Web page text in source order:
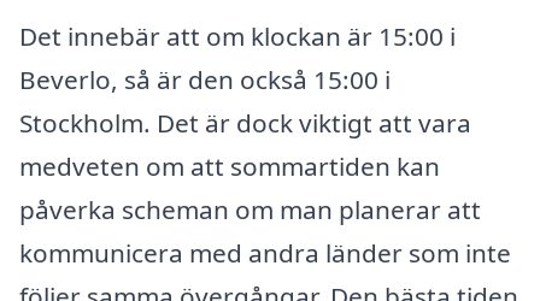
Det innebär att om klockan är 15:00 i
Beverlo, så är den också 15:00 i
Stockholm. Det är dock viktigt att vara
medveten om att sommartiden kan
påverka scheman om man planerar att
kommunicera med andra länder som inte